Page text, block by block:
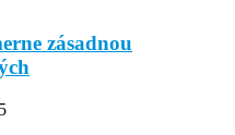
zásadnou